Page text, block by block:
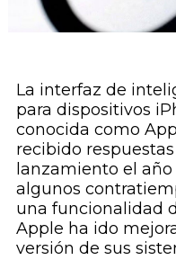
La interfaz de
para dispositivos
conocida como
recibido
lanzamiento el
algunos
una funcionalidad
Apple ha ido
versión de sus